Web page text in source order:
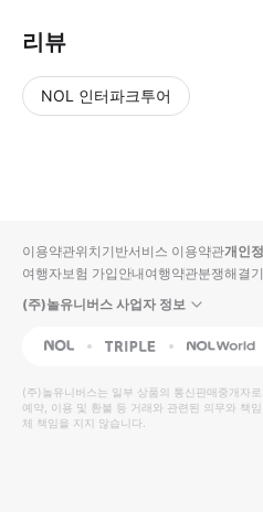
리뷰
NOL 인터파크투어
입니
다.
높
은
순
동
영
상
순
상
이용약관위치기반서비스 이용약관개인
여행자보험 가입안내여행약관분쟁해결
(주)놀유니버스 사업자 정보
NOL Triple Interpark
(주)놀유니버스는 일부 상품의 통신판매중개자
예약, 이용 및 환불 등 거래와 관련된 의무와 책
체 책임을 지지 않습니다.